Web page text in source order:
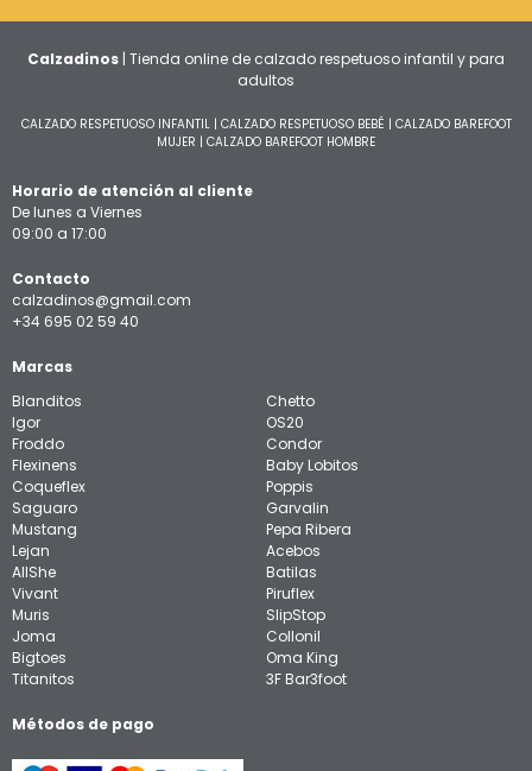
Calzadinos | Tienda online de calzado respetuoso infantil y para
adultos
CALZADO RESPETUOSO INFANTIL| CALZADO RESPETUOSO BEBÉ | CALZADO BAREFOOT
MUJER | CALZADO BAREFOOT HOMBRE
Horario de atención al cliente
De lunes a Viernes
09:00 a 17:00
Contacto
calzadinos@gmail.com
+34 695 02 59 40
Marcas
Blanditos
Igor
Froddo
Flexinens
Coqueflex
Saguaro
Mustang
Lejan
AllShe
Vivant
Muris
Joma
Bigtoes
Titanitos
Chetto
OS20
Condor
Baby Lobitos
Poppis
Garvalin
Pepa Ribera
Acebos
Batilas
Piruflex
SlipStop
Collonil
Oma King
3F Bar3foot
Métodos de pago